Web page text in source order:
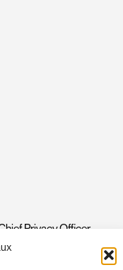
Privacy Officer